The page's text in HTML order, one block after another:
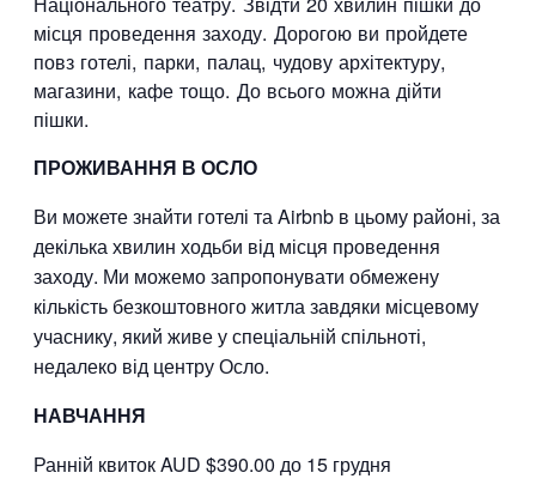
місця проведення заходу. Дорогою ви пройдете
повз готелі, парки, палац, чудову архітектуру,
магазини, кафе тощо. До всього можна дійти
пішки.
ПРОЖИВАННЯ В ОСЛО
Ви можете знайти готелі та Airbnb в цьому районі, за
декілька хвилин ходьби від місця проведення
заходу. Ми можемо запропонувати обмежену
кількість безкоштовного житла завдяки місцевому
учаснику, який живе у спеціальній спільноті,
недалеко від центру Осло.
НАВЧАННЯ
Ранній квиток AUD $390.00 до 15 грудня